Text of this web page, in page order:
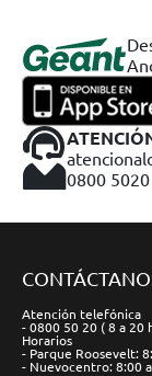
0800 5020
Atención telefónica
- 0800 50 20 ( 8 a 20
Horarios
- Parque Roosevelt:
- Nuevocentro: 8:00